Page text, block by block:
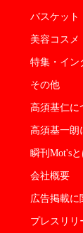
バスケット
美容コスメ
特集・イン
その他
高須基仁に
高須基一朗
瞬刊Mot'sと
会社概要
広告掲載に
プレスリリ